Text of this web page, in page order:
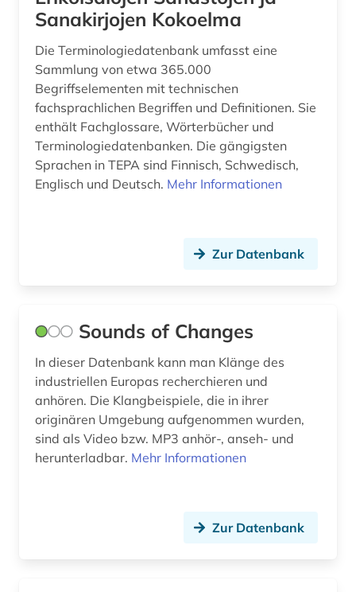
Sanakirjojen Kokoelma
Die Terminologiedatenbank umfasst eine
Sammlung von etwa 365.000
Begriffselementen mit technischen
fachsprachlichen Begriffen und Definitionen. Sie
enthält Fachglossare, Wörterbücher und
Terminologiedatenbanken. Die gängigsten
Sprachen in TEPA sind Finnisch, Schwedisch,
Englisch und Deutsch. Mehr Informationen
Zur Datenbank
Sounds of Changes
In dieser Datenbank kann man Klänge des
industriellen Europas recherchieren und
anhören. Die Klangbeispiele, die in ihrer
originären Umgebung aufgenommen wurden,
sind als Video bzw. MP3 anhör-, anseh- und
herunterladbar. Mehr Informationen
Zur Datenbank